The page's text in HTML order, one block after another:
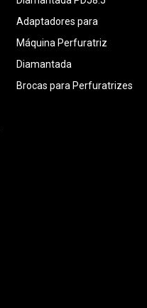
Adaptadores para
Máquina Perfuratriz
Diamantada
Brocas para Perfuratrizes